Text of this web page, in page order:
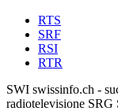
RTS
SRF
RSI
RTR
SWI swissinfo.ch -
radiotelevisione SRG